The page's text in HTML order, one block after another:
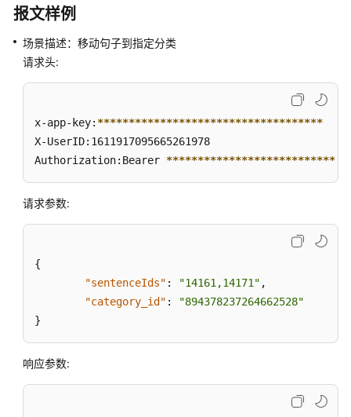
座
席）
功
联
邦
用
户
管
端
报文样例
场景描述：移动句子到指定分类
请求头:
x-app-key: ************************************
X-UserID:1611917095665261978
Authorization:Bearer ****************************
请求参数:
{
"sentenceIds" : "14161,14171" ,
"category_id" :
"894378237264662528"
}
响应参数: